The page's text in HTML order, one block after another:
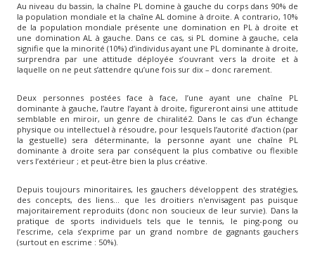
Au niveau du bassin, la chaîne PL domine à gauche du corps dans 90% de
la population mondiale et la chaîne AL domine à droite. A contrario, 10%
de la population mondiale présente une domination en PL à droite et
une domination AL à gauche. Dans ce cas, si PL domine à gauche, cela
signifie que la minorité (10%) d’individus ayant une PL dominante à droite,
surprendra par une attitude déployée s’ouvrant vers la droite et à
laquelle on ne peut s’attendre qu’une fois sur dix – donc rarement.
Deux personnes postées face à face, l’une ayant une chaîne PL
dominante à gauche, l’autre l’ayant à droite, figureront ainsi une attitude
semblable en miroir, un genre de chiralité2. Dans le cas d’un échange
physique ou intellectuel à résoudre, pour lesquels l’autorité d’action (par
la gestuelle) sera déterminante, la personne ayant une chaîne PL
dominante à droite sera par conséquent la plus combative ou flexible
vers l’extérieur ; et peut-être bien la plus créative.
Depuis toujours minoritaires, les gauchers développent des stratégies,
des concepts, des liens... que les droitiers n'envisagent pas puisque
majoritairement reproduits (donc non soucieux de leur survie). Dans la
pratique de sports individuels tels que le tennis, le ping-pong ou
l’escrime, cela s’exprime par un grand nombre de gagnants gauchers
(surtout en escrime : 50%).